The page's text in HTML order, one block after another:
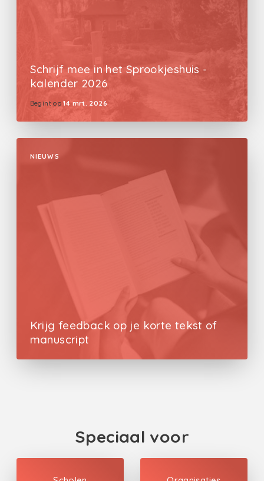
Schrijf mee in het Sprookjeshuis -
kalender 2026
Begint op 14 mrt. 2026
NIEUWS
Krijg feedback op je korte tekst of
manuscript
Speciaal voor